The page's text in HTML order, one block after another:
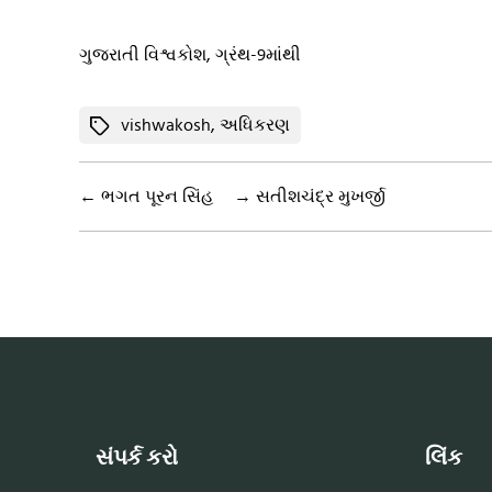
ગુજરાતી વિશ્વકોશ, ગ્રંથ-9માંથી
Tagsvishwakosh, અધિકરણ
← ભગત પૂરન સિંહ → સતીશચંદ્ર મુખર્જી
સંપર્ક કરો લિંક